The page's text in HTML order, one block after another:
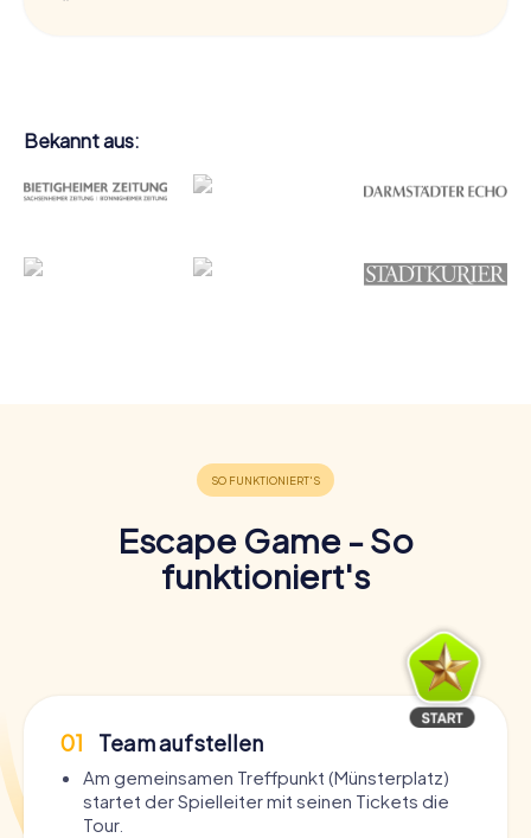
Bekannt aus:
Escape Game - So
funktioniert's
01 Team aufstellen
Am gemeinsamen Treffpunkt (Münsterplatz)
startet der Spielleiter mit seinen Tickets die
Tour.